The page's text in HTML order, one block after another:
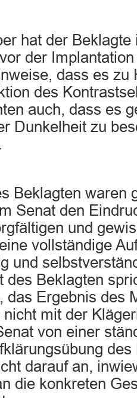
hat der
der
dass es zu
des
auch, dass es
Dunkelheit zu
Beklagten waren
Senat den
und
vollständige
und
des Beklagten
das Ergebnis des
mit der
von einer
darauf an,
die konkreten